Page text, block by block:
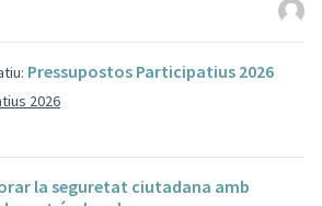
Pressupostos Participatius 2026
2026
la seguretat ciutadana amb